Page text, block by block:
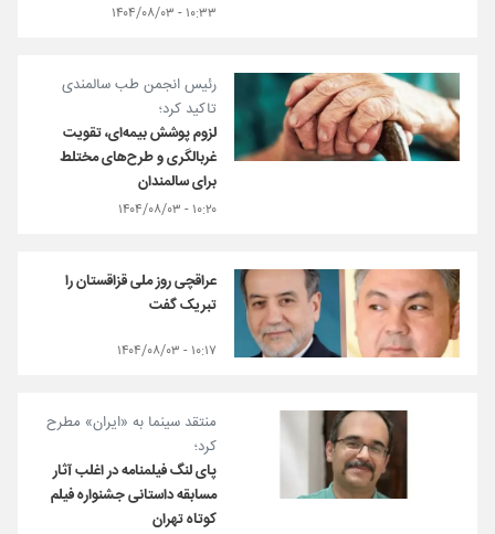
۱۰:۳۳ - ۱۴۰۴/۰۸/۰۳
رئیس انجمن طب سالمندی
تاکید کرد؛
لزوم پوشش بیمه‌ای، تقویت
غربالگری و طرح‌های مختلط
برای سالمندان
۱۰:۲۰ - ۱۴۰۴/۰۸/۰۳
عراقچی روز ملی قزاقستان را
تبریک گفت
۱۰:۱۷ - ۱۴۰۴/۰۸/۰۳
منتقد سینما به «ایران» مطرح
کرد؛
پای لنگ فیلمنامه در اغلب آثار
مسابقه داستانی جشنواره فیلم
کوتاه تهران